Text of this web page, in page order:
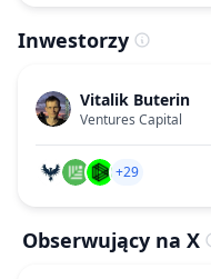
Inwestorzy
Vitalik Buterin
Ventures Capital
+29
Obserwujący na X